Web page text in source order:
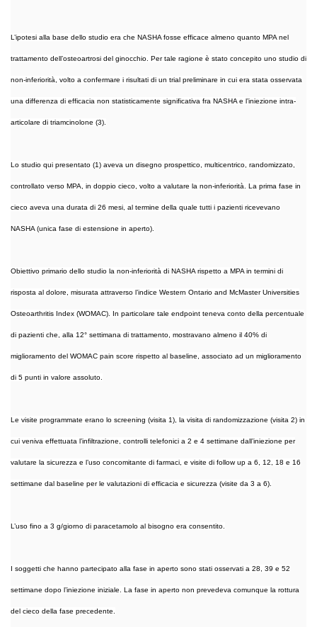
L’ipotesi alla base dello studio era che NASHA fosse efficace almeno quanto MPA nel
trattamento dell’osteoartrosi del ginocchio. Per tale ragione è stato concepito uno studio di
non-inferiorità, volto a confermare i risultati di un trial preliminare in cui era stata osservata
una differenza di efficacia non statisticamente significativa fra NASHA e l’iniezione intra-
articolare di triamcinolone (3).
Lo studio qui presentato (1) aveva un disegno prospettico, multicentrico, randomizzato,
controllato verso MPA, in doppio cieco, volto a valutare la non-inferiorità. La prima fase in
cieco aveva una durata di 26 mesi, al termine della quale tutti i pazienti ricevevano
NASHA (unica fase di estensione in aperto).
Obiettivo primario dello studio la non-inferiorità di NASHA rispetto a MPA in termini di
risposta al dolore, misurata attraverso l’indice Western Ontario and McMaster Universities
Osteoarthritis Index (WOMAC). In particolare tale endpoint teneva conto della percentuale
di pazienti che, alla 12° settimana di trattamento, mostravano almeno il 40% di
miglioramento del WOMAC pain score rispetto al baseline, associato ad un miglioramento
di 5 punti in valore assoluto.
Le visite programmate erano lo screening (visita 1), la visita di randomizzazione (visita 2) in
cui veniva effettuata l’infiltrazione, controlli telefonici a 2 e 4 settimane dall’iniezione per
valutare la sicurezza e l’uso concomitante di farmaci, e visite di follow up a 6, 12, 18 e 16
settimane dal baseline per le valutazioni di efficacia e sicurezza (visite da 3 a 6).
L’uso fino a 3 g/giorno di paracetamolo al bisogno era consentito.
I soggetti che hanno partecipato alla fase in aperto sono stati osservati a 28, 39 e 52
settimane dopo l’iniezione iniziale. La fase in aperto non prevedeva comunque la rottura
del cieco della fase precedente.